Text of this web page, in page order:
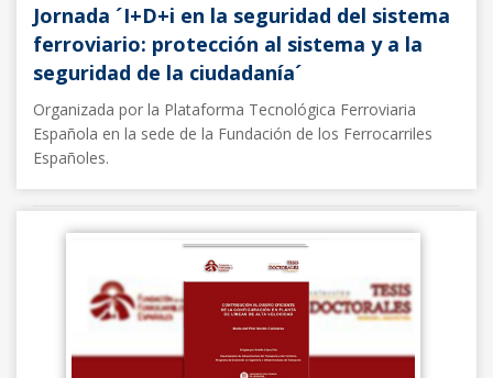
Jornada ´I+D+i en la seguridad del sistema
ferroviario: protección al sistema y a la
seguridad de la ciudadanía´
Organizada por la Plataforma Tecnológica Ferroviaria
Española en la sede de la Fundación de los Ferrocarriles
Españoles.
Noticias FFE 12/05/2017